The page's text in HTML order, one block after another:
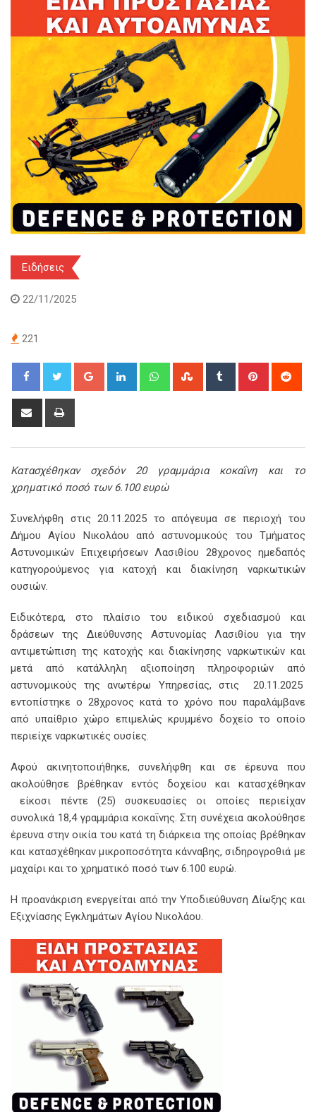
Ειδήσεις
22/11/2025
221
Google+ LinkedIn WhatsappStumbleUpon
Tumblr Pinterest
Share
Κατασχέθηκαν σχεδόν 20 γραμμάρια κοκαΐνη και το
χρηματικό ποσό των 6.100 ευρώ
Συνελήφθη στις 20.11.2025 το απόγευμα σε περιοχή του
Δήμου Αγίου Νικολάου από αστυνομικούς του Τμήματος
Αστυνομικών Επιχειρήσεων Λασιθίου 28χρονος ημεδαπός
κατηγορούμενος για κατοχή και διακίνηση ναρκωτικών
ουσιών.
Ειδικότερα, στο πλαίσιο του ειδικού σχεδιασμού και
δράσεων της Διεύθυνσης Αστυνομίας Λασιθίου για την
αντιμετώπιση της κατοχής και διακίνησης ναρκωτικών και
μετά από κατάλληλη αξιοποίηση πληροφοριών από
αστυνομικούς της ανωτέρω Υπηρεσίας, στις 20.11.2025
εντοπίστηκε ο 28χρονος κατά το χρόνο που παραλάμβανε
από υπαίθριο χώρο επιμελώς κρυμμένο δοχείο το οποίο
περιείχε ναρκωτικές ουσίες.
Αφού ακινητοποιήθηκε, συνελήφθη και σε έρευνα που
ακολούθησε βρέθηκαν εντός δοχείου και κατασχέθηκαν
είκοσι πέντε (25) συσκευασίες οι οποίες περιείχαν
συνολικά 18,4 γραμμάρια κοκαΐνης. Στη συνέχεια ακολούθησε
έρευνα στην οικία του κατά τη διάρκεια της οποίας βρέθηκαν
και κατασχέθηκαν μικροποσότητα κάνναβης, σιδηρογροθιά με
μαχαίρι και το χρηματικό ποσό των 6.100 ευρώ.
Η προανάκριση ενεργείται από την Υποδιεύθυνση Δίωξης και
Εξιχνίασης Εγκλημάτων Αγίου Νικολάου.